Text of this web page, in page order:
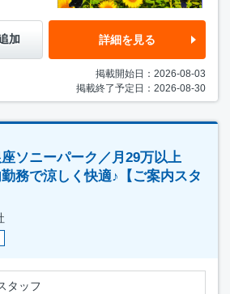
加 詳細を見る
掲載開始日：2026-08-03
掲載終了予定日：2026-08-30
ソニーパーク／月29万以上
務で涼しく快適♪【ご案内スタ
タッフ